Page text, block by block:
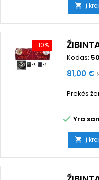
 Į
−10%
Kodas:
Kaina
81,00 €
Prekės
 Yra
 Į